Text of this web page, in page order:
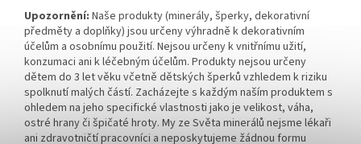
Upozornění: Naše produkty (minerály, šperky, dekorativní
předměty a doplňky) jsou určeny výhradně k dekorativním
účelům a osobnímu použití. Nejsou určeny k vnitřnímu užití,
konzumaci ani k léčebným účelům. Produkty nejsou určeny
dětem do 3 let věku včetně dětských šperků vzhledem k riziku
spolknutí malých částí. Zacházejte s každým naším produktem s
ohledem na jeho specifické vlastnosti jako je velikost, váha,
ostré hrany či špičaté hroty. My ze Světa minerálů nejsme lékaři
ani zdravotničtí pracovníci a neposkytujeme žádnou formu